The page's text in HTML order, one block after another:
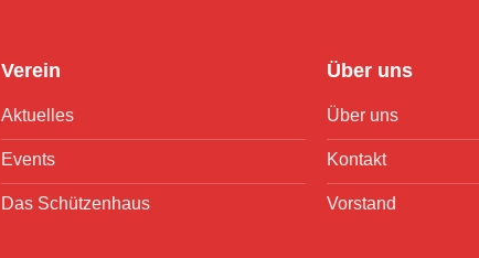
Verein
Aktuelles
Events
Das Schützenhaus
Über uns
Über uns
Kontakt
Vorstand